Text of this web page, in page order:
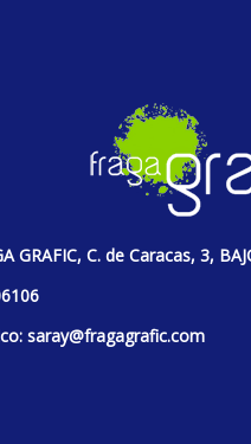
GRAFIC, C. de Caracas, 3,
saray@fragagrafic.com